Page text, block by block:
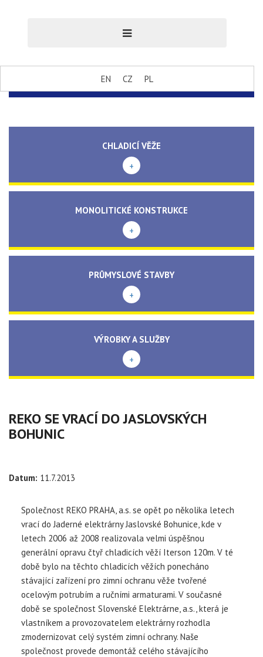
EN CZ PL
CHLADICÍ VĚŽE
+
MONOLITICKÉ KONSTRUKCE
+
PRŮMYSLOVÉ STAVBY
+
VÝROBKY A SLUŽBY
+
REKO SE VRACÍ DO JASLOVSKÝCH
BOHUNIC
Datum: 11.7.2013
Společnost REKO PRAHA, a.s. se opět po několika letech
vrací do Jaderné elektrárny Jaslovské Bohunice, kde v
letech 2006 až 2008 realizovala velmi úspěšnou
generální opravu čtyř chladicích věží Iterson 120m. V té
době bylo na těchto chladicích věžích ponecháno
stávající zařízení pro zimní ochranu věže tvořené
ocelovým potrubím a ručními armaturami. V současné
době se společnost Slovenské Elektrárne, a.s., která je
vlastníkem a provozovatelem elektrárny rozhodla
zmodernizovat celý systém zimní ochrany. Naše
společnost provede demontáž celého stávajícího